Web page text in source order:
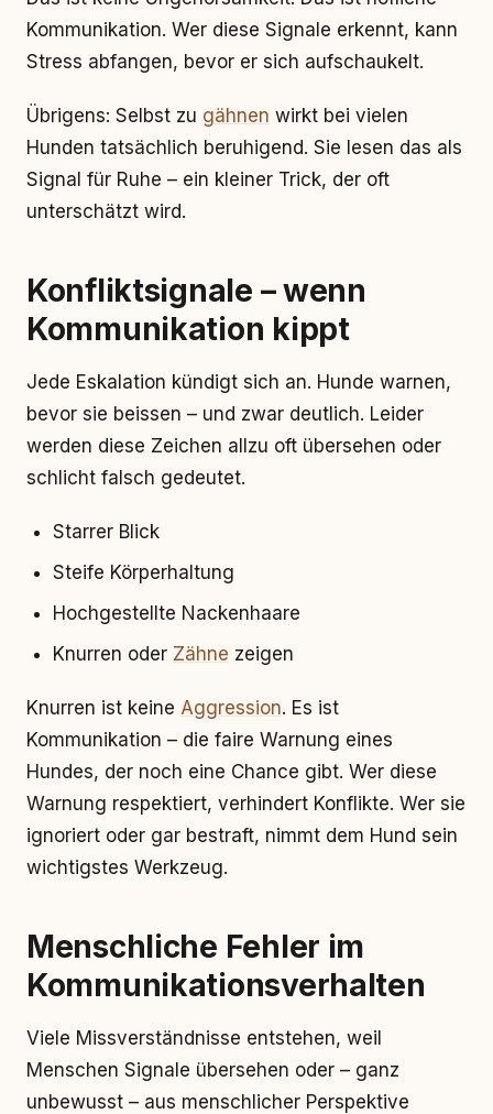
Kommunikation. Wer diese Signale erkennt, kann
Stress abfangen, bevor er sich aufschaukelt.
Übrigens: Selbst zu gähnen wirkt bei vielen
Hunden tatsächlich beruhigend. Sie lesen das als
Signal für Ruhe – ein kleiner Trick, der oft
unterschätzt wird.
Konfliktsignale – wenn
Kommunikation kippt
Jede Eskalation kündigt sich an. Hunde warnen,
bevor sie beissen – und zwar deutlich. Leider
werden diese Zeichen allzu oft übersehen oder
schlicht falsch gedeutet.
Starrer Blick
Steife Körperhaltung
Hochgestellte Nackenhaare
Knurren oder Zähne zeigen
Knurren ist keine Aggression. Es ist
Kommunikation – die faire Warnung eines
Hundes, der noch eine Chance gibt. Wer diese
Warnung respektiert, verhindert Konflikte. Wer sie
ignoriert oder gar bestraft, nimmt dem Hund sein
wichtigstes Werkzeug.
Menschliche Fehler im
Kommunikationsverhalten
Viele Missverständnisse entstehen, weil
Menschen Signale übersehen oder – ganz
unbewusst – aus menschlicher Perspektive